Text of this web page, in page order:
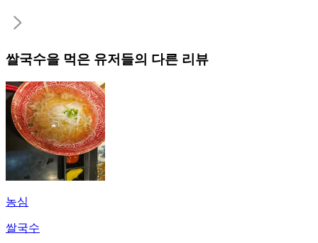
쌀국수을 먹은 유저들의 다른 리뷰
농심
쌀국수